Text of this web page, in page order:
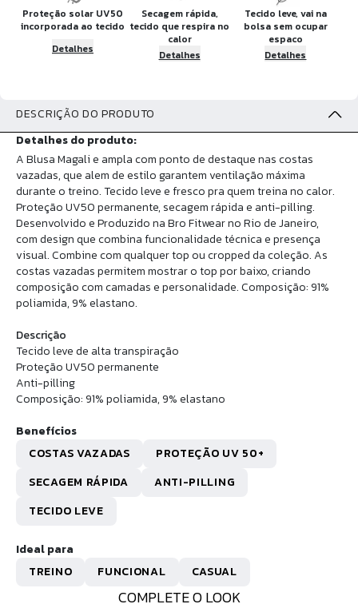
Proteção solar UV50
incorporada ao tecido
Detalhes
Secagem rápida,
tecido que respira no
calor
Detalhes
Tecido leve, vai na
bolsa sem ocupar
espaco
Detalhes
COMPLETE O LOOK
DESCRIÇÃO DO PRODUTO
Detalhes do produto:
A Blusa Magali e ampla com ponto de destaque nas costas
vazadas, que alem de estilo garantem ventilação máxima
durante o treino. Tecido leve e fresco pra quem treina no calor.
Proteção UV50 permanente, secagem rápida e anti-pilling.
Desenvolvido e Produzido na Bro Fitwear no Rio de Janeiro,
com design que combina funcionalidade técnica e presença
visual. Combine com qualquer top ou cropped da coleção. As
costas vazadas permitem mostrar o top por baixo, criando
composição com camadas e personalidade. Composição: 91%
poliamida, 9% elastano.
Descrição
Tecido leve de alta transpiração
Proteção UV50 permanente
Anti-pilling
Composição: 91% poliamida, 9% elastano
Benefícios
COSTAS VAZADAS
PROTEÇÃO UV 50+
SECAGEM RÁPIDA
ANTI-PILLING
TECIDO LEVE
Ideal para
TREINO
FUNCIONAL CASUAL